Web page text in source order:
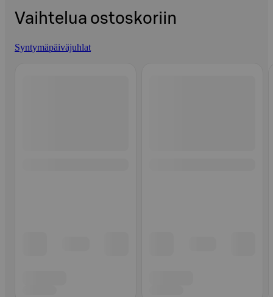
Vaihtelua ostoskoriin
Syntymäpäiväjuhlat